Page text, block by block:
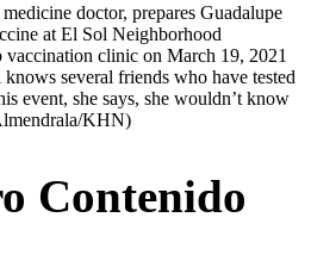
doctor, prepares Guadalupe
at El Sol Neighborhood
vaccination clinic on March 19, 2021
several friends who have tested
event, she says, she wouldn’t know
KHN)
Contenido